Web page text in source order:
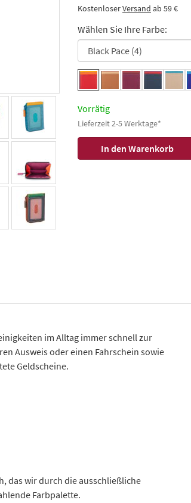
KostenloserVersand ab 59 €
Wählen Sie Ihre Farbe:
Vorrätig
Lieferzeit 2-5 Werktage*
im Alltag immer schnell zur
Ausweis oder einen Fahrschein sowie
Geldscheine.
das wir durch die ausschließliche
Farbpalette.